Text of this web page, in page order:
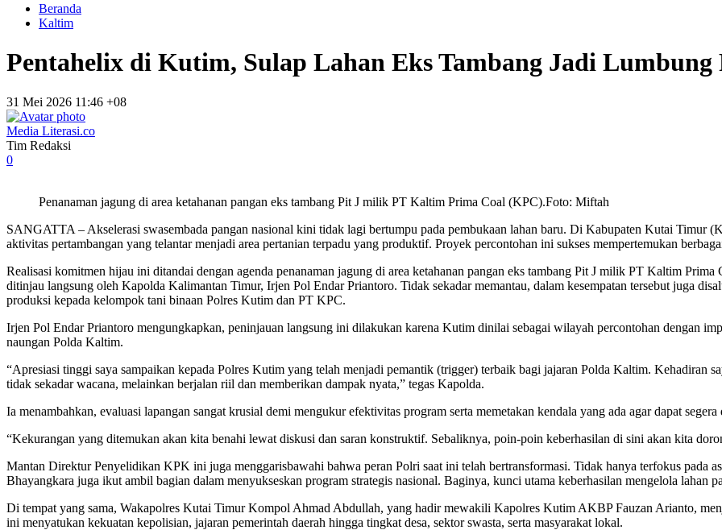
Beranda
Kaltim
Pentahelix di Kutim, Sulap Lahan Eks Tambang Jadi Lumbung
31 Mei 2026 11:46 +08
Media Literasi.co
Tim Redaksi
0
Penanaman jagung di area ketahanan pangan eks tambang Pit J milik PT Kaltim Prima Coal (KPC).Foto: Miftah
SANGATTA – Akselerasi swasembada pangan nasional kini tidak lagi bertumpu pada pembukaan lahan baru. Di Kabupaten Kutai Timur
aktivitas pertambangan yang telantar menjadi area pertanian terpadu yang produktif. Proyek percontohan ini sukses mempertemukan
Realisasi komitmen hijau ini ditandai dengan agenda penanaman jagung di area ketahanan pangan eks tambang Pit J milik PT Kaltim
ditinjau langsung oleh Kapolda Kalimantan Timur, Irjen Pol Endar Priantoro. Tidak sekadar memantau, dalam kesempatan tersebut juga
produksi kepada kelompok tani binaan Polres Kutim dan PT KPC.
Irjen Pol Endar Priantoro mengungkapkan, peninjauan langsung ini dilakukan karena Kutim dinilai sebagai wilayah percontohan dengan
naungan Polda Kaltim.
“Apresiasi tinggi saya sampaikan kepada Polres Kutim yang telah menjadi pemantik (trigger) terbaik bagi jajaran Polda Kaltim. Kehadiran
tidak sekadar wacana, melainkan berjalan riil dan memberikan dampak nyata,” tegas Kapolda.
Ia menambahkan, evaluasi lapangan sangat krusial demi mengukur efektivitas program serta memetakan kendala yang ada agar dapat
“Kekurangan yang ditemukan akan kita benahi lewat diskusi dan saran konstruktif. Sebaliknya, poin-poin keberhasilan di sini akan kita
Mantan Direktur Penyelidikan KPK ini juga menggarisbawahi bahwa peran Polri saat ini telah bertransformasi. Tidak hanya terfokus pada
Bhayangkara juga ikut ambil bagian dalam menyukseskan program strategis nasional. Baginya, kunci utama keberhasilan mengelola lahan
Di tempat yang sama, Wakapolres Kutai Timur Kompol Ahmad Abdullah, yang hadir mewakili Kapolres Kutim AKBP Fauzan Arianto,
ini menyatukan kekuatan kepolisian, jajaran pemerintah daerah hingga tingkat desa, sektor swasta, serta masyarakat lokal.